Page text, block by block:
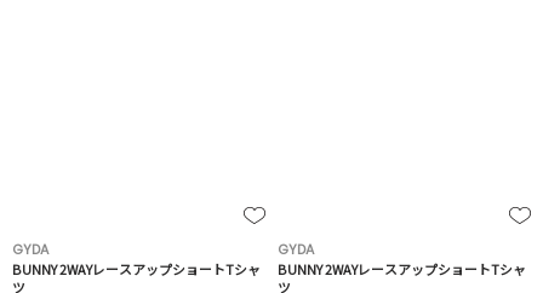
GYDA
BUNNY 2WAYレースアップショートTシャ
ツ
GYDA
BUNNY 2WAYレースアップショートTシャ
ツ